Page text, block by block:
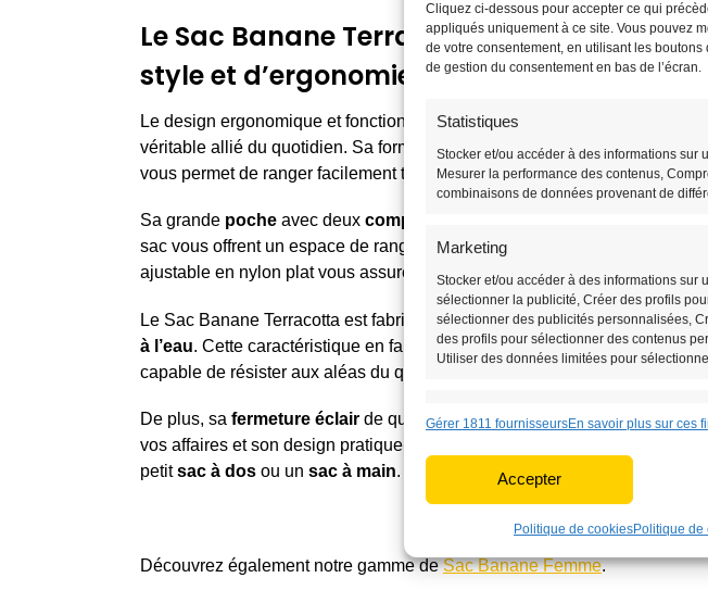
Cliquez ci-dessous pour accepter ce qui
appliqués uniquement à ce site. Vous pouvez
de votre consentement, en utilisant les
de gestion du consentement en bas de l’écran.
Statistiques
Stocker et/ou accéder à des informations
Mesurer la performance des contenus,
combinaisons de données provenant de
Marketing
Stocker et/ou accéder à des informations
sélectionner la publicité, Créer des profils
sélectionner des publicités personnalisées,
des profils pour sélectionner des contenus
Utiliser des données limitées pour
données, Relier différents appareils,
informations transmises automatiquement.
Utiliser des données de
des informations demandées
Gérer 1811 fournisseursEn savoir plus sur ces
Accepter
Politique de cookiesPolitique de
Le Sac Banane Terracotta, un mélange de
style et d’ergonomie
Le design ergonomique et fonctionnel duSac Banane Terracotta
véritable allié du quotidien. Sa forme dedemi-lune, à la fois élégante et
vous permet de ranger facilement toutes vos affaires.
Sa grande pocheavec deux compartiments
sac vous offrent un espace de rangement optimal. De plus, sa
ajustable en nylon plat vous assure un confort maximal, où que vous alliez.
Le Sac Banane Terracotta est fabriqué en nylon, un matériau robuste et
à l’eau. Cette caractéristique en fait un accessoire de mode durable et
capable de résister aux aléas du quotidien.
De plus, sa fermeture éclairde qualité vous assure une sécurité
vos affaires et son design pratique en font un excellent remplacement pour
petitsac à dosou un sac à main.
Découvrez également notre gamme deSac Banane Femme.